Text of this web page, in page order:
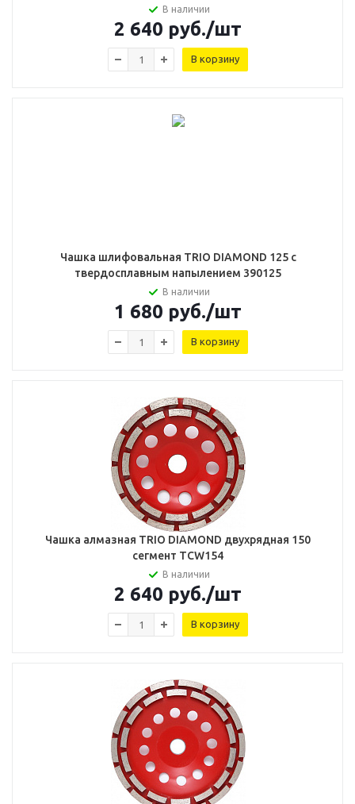
В наличии
2 640 руб./шт
В корзину
Чашка шлифовальная TRIO DIAMOND 125 с
твердосплавным напылением 390125
В наличии
1 680 руб./шт
В корзину
Чашка алмазная TRIO DIAMOND двухрядная 150
сегмент TCW154
В наличии
2 640 руб./шт
В корзину